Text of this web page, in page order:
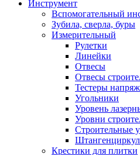
Инструмент
Вспомогательный
Зубила, сверла, буры
Измерительный
Рулетки
Линейки
Отвесы
Отвесы
Тестеры
Угольники
Уровень
Уровни
Строительные
Крестики для плитки